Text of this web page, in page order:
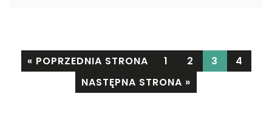
« POPRZEDNIA STRONA 1 2 3
4
NASTĘPNA STRONA »